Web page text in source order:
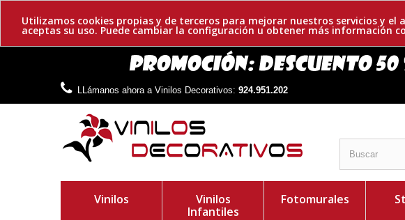
Utilizamos cookies propias y de terceros para mejorar nuestros servicios y
aceptas su uso. Puede cambiar la configuración u obtener más información
LLámanos ahora a Vinilos Decorativos: 924.951.202
Vinilos
Vinilos
Infantiles
Fotomurales